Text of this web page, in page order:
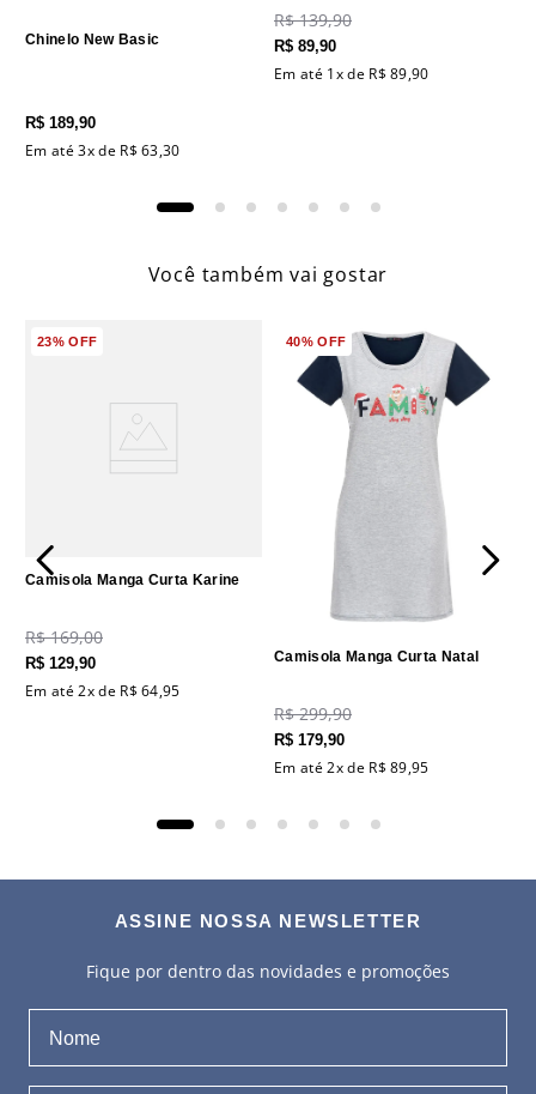
Chinelo New Basic
R$ 189,90
Em até3x de R$ 63,30
R$ 139,90
R$ 89,90
Em até 1x de R$ 89,90
Você também vai gostar
23%OFF
Camisola Manga Curta Karine
R$ 169,00
R$ 129,90
Em até2x de R$ 64,95
40%OFF
Camisola Manga Curta Natal
R$ 299,90
R$ 179,90
Em até2x de R$ 89,95
ASSINE NOSSA NEWSLETTER
Fique por dentro das novidades e promoções